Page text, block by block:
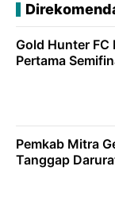
Gold Hunter FC
Pertama
Pemkab Mitra
Tanggap